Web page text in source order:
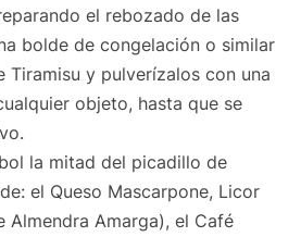
el rebozado de las
bolde de congelación o similar
Tiramisu y pulverízalos con una
objeto, hasta que se
la mitad del picadillo de
el Queso Mascarpone, Licor
Almendra Amarga), el Café